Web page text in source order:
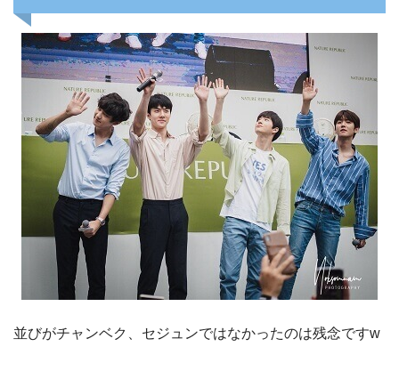
並びがチャンベク、セジュンではなかったのは残念ですw